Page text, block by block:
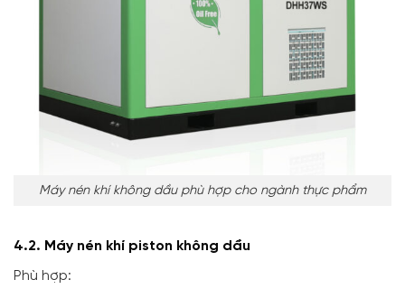
Máy nén khí không dầu phù hợp cho ngành thực phẩm
4.2. Máy nén khí piston không dầu
Phù hợp: